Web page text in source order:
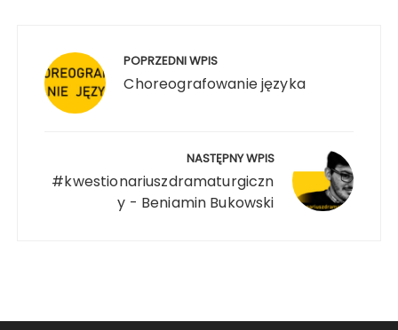
POPRZEDNI WPIS
Choreografowanie języka
NASTĘPNY WPIS
#kwestionariuszdramaturgiczn
y - Beniamin Bukowski